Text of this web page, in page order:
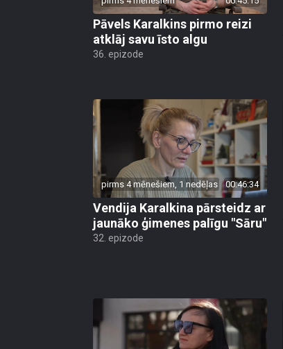
Pāvels Karalkins pirmo reizi
atklāj savu īsto algu
36. epizode
pirms 4 mēnešiem, 1 nedēļas 00:46:34
Vendija Karalkina pārsteidz ar
jaunāko ģimenes palīgu "Sāru"
32. epizode